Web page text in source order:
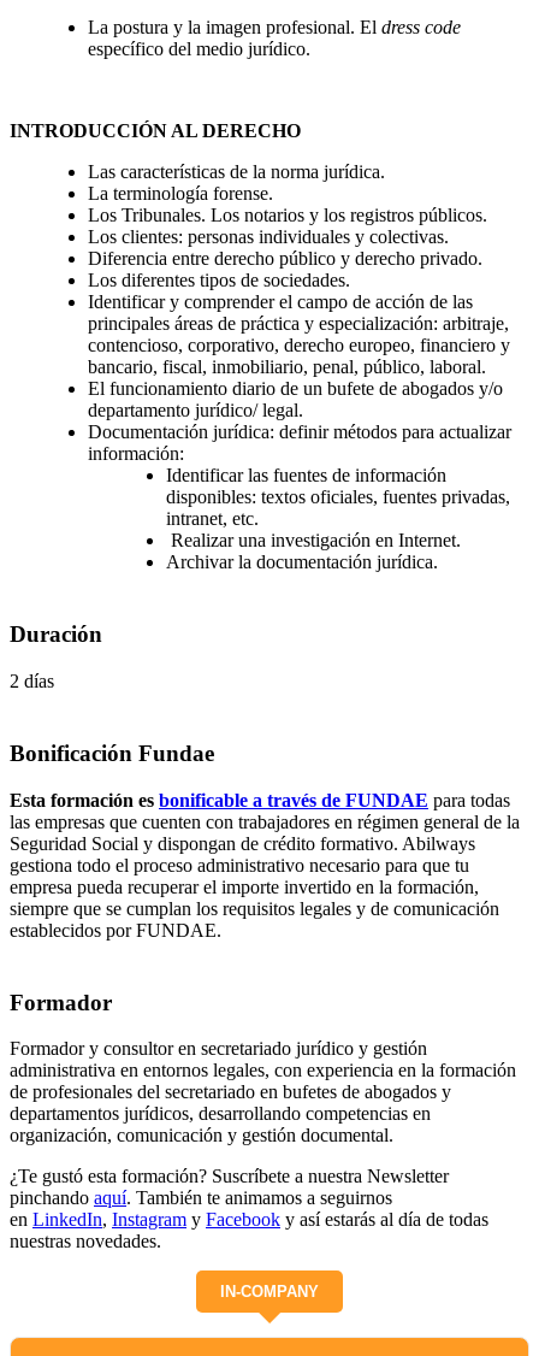
La postura y la imagen profesional. El dress code
específico del medio jurídico.
INTRODUCCIÓN AL DERECHO
Las características de la norma jurídica.
La terminología forense.
Los Tribunales. Los notarios y los registros públicos.
Los clientes: personas individuales y colectivas.
Diferencia entre derecho público y derecho privado.
Los diferentes tipos de sociedades.
Identificar y comprender el campo de acción de las
principales áreas de práctica y especialización: arbitraje,
contencioso, corporativo, derecho europeo, financiero y
bancario, fiscal, inmobiliario, penal, público, laboral.
El funcionamiento diario de un bufete de abogados y/o
departamento jurídico/ legal.
Documentación jurídica: definir métodos para actualizar
información:
Identificar las fuentes de información
disponibles: textos oficiales, fuentes privadas,
intranet, etc.
Realizar una investigación en Internet.
Archivar la documentación jurídica.
Duración
2 días
Bonificación Fundae
Esta formación es bonificable a través de FUNDAE para todas
las empresas que cuenten con trabajadores en régimen general de la
Seguridad Social y dispongan de crédito formativo. Abilways
gestiona todo el proceso administrativo necesario para que tu
empresa pueda recuperar el importe invertido en la formación,
siempre que se cumplan los requisitos legales y de comunicación
establecidos por FUNDAE.
Formador
Formador y consultor en secretariado jurídico y gestión
administrativa en entornos legales, con experiencia en la formación
de profesionales del secretariado en bufetes de abogados y
departamentos jurídicos, desarrollando competencias en
organización, comunicación y gestión documental.
¿Te gustó esta formación? Suscríbete a nuestra Newsletter
pinchando aquí. También te animamos a seguirnos
en LinkedIn, Instagram y Facebook y así estarás al día de todas
nuestras novedades.
IN-COMPANY